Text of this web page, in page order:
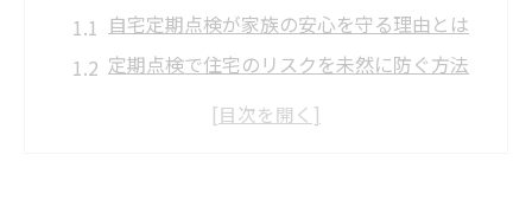
自宅定期点検が家族の安心を守る理由とは
定期点検で住宅のリスクを未然に防ぐ方法
建物の劣化発見に役立つ自宅定期点検の実